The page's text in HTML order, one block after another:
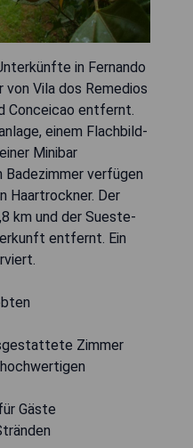
in Fernando
von Vila dos Remedios
Conceicao entfernt.
einem Flachbild-
Minibar
verfügen
Haartrockner. Der
km und der Sueste-
entfernt. Ein
Zimmer
Gäste